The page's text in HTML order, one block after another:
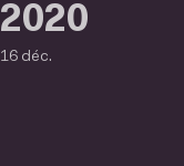
2020
16 déc.